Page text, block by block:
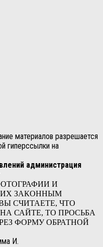
материалов разрешается
гиперссылки на
администрация
И
ЗАКОННЫМ
СЧИТАЕТЕ, ЧТО
САЙТЕ, ТО ПРОСЬБА
ФОРМУ ОБРАТНОЙ
И.